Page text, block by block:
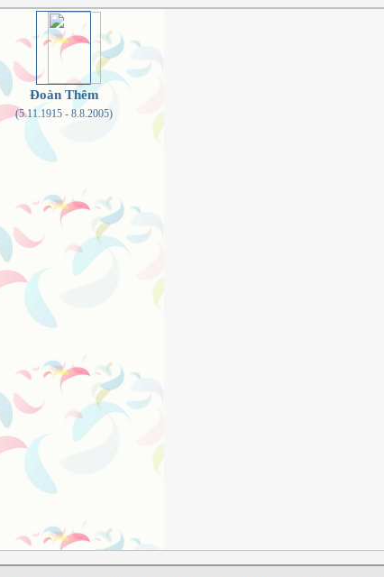
Đoàn Thêm
(5.11.1915 - 8.8.2005)